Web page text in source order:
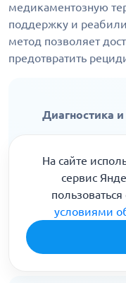
медикаментозную
поддержку и
метод позволяет
предотвратить
Диагностика
диагностики и
этом этапе
зависимости,
пациента и
На сайте
сервис
условиями